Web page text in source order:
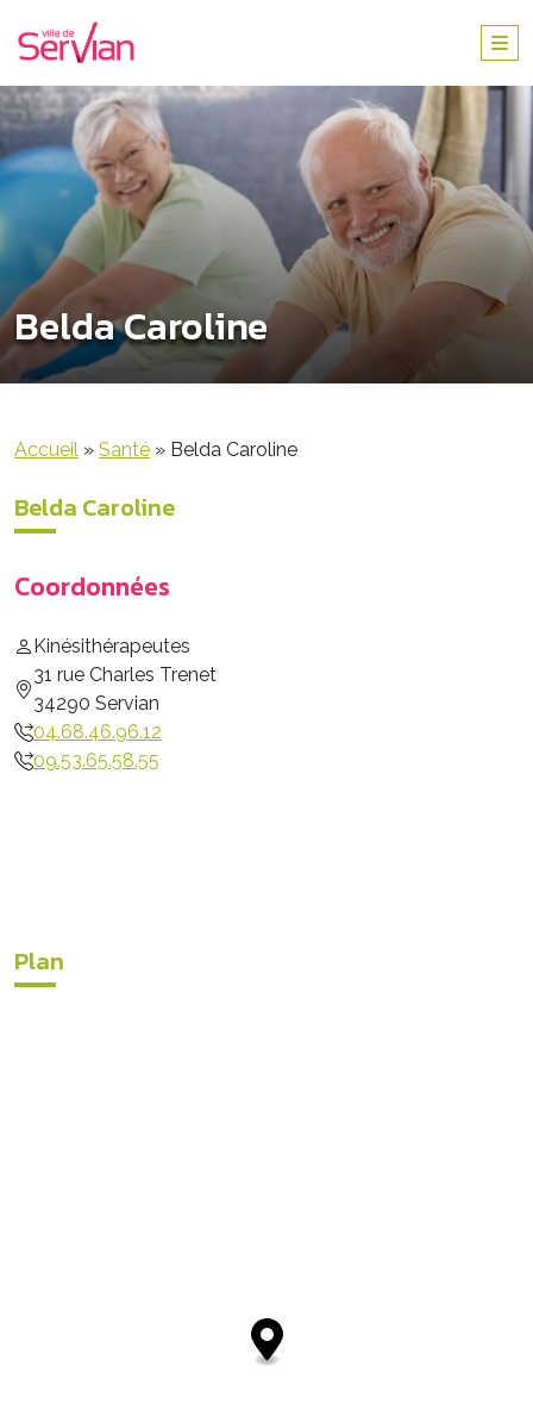
Belda Caroline
Accueil » Santé » Belda Caroline
Belda Caroline
Coordonnées
Kinésithérapeutes
31 rue Charles Trenet
34290 Servian
04.68.46.96.12
09.53.65.58.55
Plan